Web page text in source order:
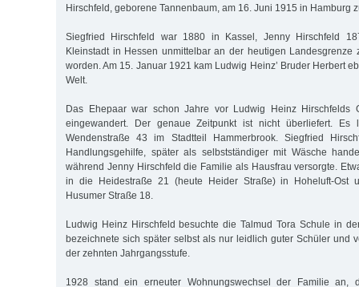
Hirschfeld, geborene Tannenbaum, am 16. Juni 1915 in Hamburg
Siegfried Hirschfeld war 1880 in Kassel, Jenny Hirschfeld
Kleinstadt in Hessen unmittelbar an der heutigen Landesgrenze
worden. Am 15. Januar 1921 kam Ludwig Heinz’ Bruder Herbert
Welt.
Das Ehepaar war schon Jahre vor Ludwig Heinz Hirschfelds
eingewandert. Der genaue Zeitpunkt ist nicht überliefert. Es
Wendenstraße 43 im Stadtteil Hammerbrook. Siegfried
Handlungsgehilfe, später als selbstständiger mit Wäsche
während Jenny Hirschfeld die Familie als Hausfrau versorgte.
in die Heidestraße 21 (heute Heider Straße) in Hoheluft-Ost
Husumer Straße 18.
Ludwig Heinz Hirschfeld besuchte die Talmud Tora Schule in
bezeichnete sich später selbst als nur leidlich guter Schüler und
der zehnten Jahrgangsstufe.
1928 stand ein erneuter Wohnungswechsel der Familie an,